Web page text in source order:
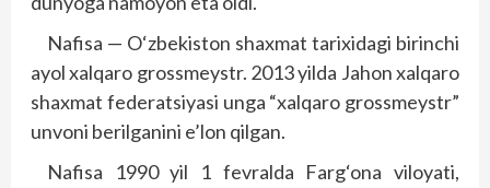
Nafisa — O‘zbekiston shaxmat tarixidagi birinchi
ayol xalqaro grossmeystr. 2013 yilda Jahon xalqaro
shaxmat federatsiyasi unga “xalqaro grossmeystr”
unvoni berilganini e’lon qilgan.
Nafisa 1990 yil 1 fevralda Farg‘ona viloyati,